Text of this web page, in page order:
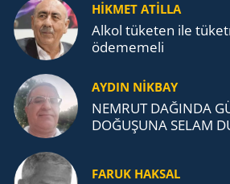
HİKMET ATİLLA
Alkol tü­ke­ten ile
öde­me­me­li
AYDIN NİKBAY
NEMRUT DAĞINDA
DOĞUŞUNA SELAM
FARUK HAKSAL